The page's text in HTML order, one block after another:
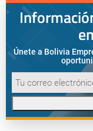
Únete a Bolivia